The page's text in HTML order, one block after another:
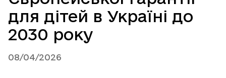
для дітей в Україні до
2030 року
08/04/2026